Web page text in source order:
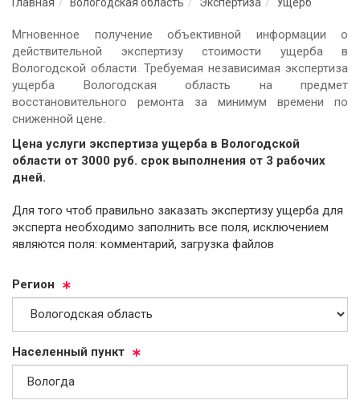
Мгновенное получение объективной информации о
действительной экспертизу стоимости ущерба в
Вологодской области. Требуемая независимая экспертиза
ущерба Вологодская область на предмет
восстановительного ремонта за минимум времени по
сниженной цене.
Цена услуги экспертиза ущерба в Вологодской
области от 3000 руб. cрок выполнения от 3 рабочих
дней.
Для того чтоб правильно заказать экспертизу ущерба для
эксперта необходимо заполнить все поля, исключением
являются поля: комментарий, загрузка файлов
Ре­ги­он
На­се­лен­ный пункт